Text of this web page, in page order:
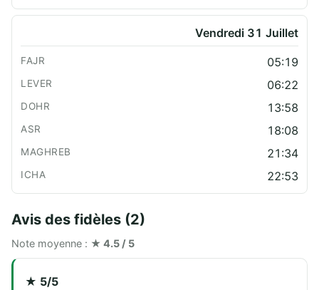
Vendredi 31 Juillet
05:19
06:22
13:58
18:08
21:34
22:53
Avis des fidèles (2)
Note moyenne : ★ 4.5 / 5
★ 5/5